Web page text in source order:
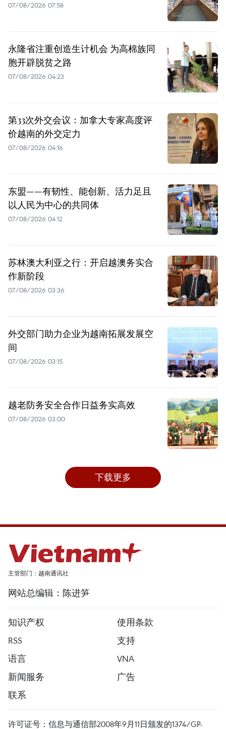
07/08/2026 07:58
永隆省注重创造生计机会 为高棉族同
胞开辟脱贫之路
07/08/2026 04:23
第33次外交会议：加拿大专家高度评
价越南的外交定力
07/08/2026 04:16
东盟——有韧性、能创新、活力足且
以人民为中心的共同体
07/08/2026 04:12
苏林澳大利亚之行：开启越澳务实合
作新阶段
07/08/2026 03:36
外交部门助力企业为越南拓展发展空
间
07/08/2026 03:15
越老防务安全合作日益务实高效
07/08/2026 03:00
下载更多
主管部门：越南通讯社
网站总编辑：陈进笋
知识产权
使用条款
RSS
支持
语言
VNA
新闻服务
广告
联系
许可证号：信息与通信部2008年9月11日颁发的1374/GP-